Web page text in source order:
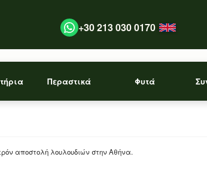
+30 213 030 0170
Περαστικά Φυτά
αποστολή λουλουδιών στην Αθήνα.